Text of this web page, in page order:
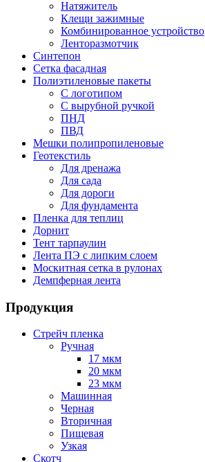
Натяжитель
Клещи зажимные
Комбинированное устройство
Ленторазмотчик
Синтепон
Сетка фасадная
Полиэтиленовые пакеты
С логотипом
С вырубной ручкой
ПНД
ПВД
Мешки полипропиленовые
Геотекстиль
Для дренажа
Для сада
Для дороги
Для фундамента
Пленка для теплиц
Дорнит
Тент тарпаулин
Лента ПЭ с липким слоем
Москитная сетка в рулонах
Демпферная лента
Продукция
Стрейч пленка
Ручная
17 мкм
20 мкм
23 мкм
Машинная
Черная
Вторичная
Пищевая
Узкая
Скотч